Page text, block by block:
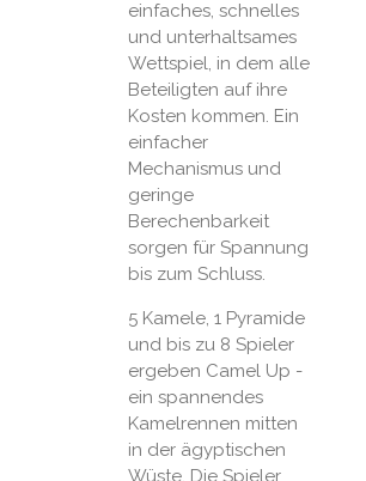
einfaches, schnelles
und unterhaltsames
Wettspiel, in dem alle
Beteiligten auf ihre
Kosten kommen. Ein
einfacher
Mechanismus und
geringe
Berechenbarkeit
sorgen für Spannung
bis zum Schluss.
5 Kamele, 1 Pyramide
und bis zu 8 Spieler
ergeben Camel Up -
ein spannendes
Kamelrennen mitten
in der ägyptischen
Wüste. Die Spieler